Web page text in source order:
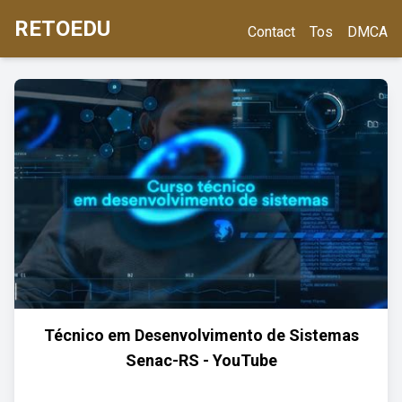
RETOEDU Contact Tos DMCA
Técnico em Desenvolvimento de Sistemas
Senac-RS - YouTube